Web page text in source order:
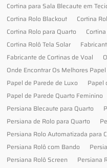
Cortina para Sala Blecaute em
Cortina Rolo Blackout
Cortina
Cortina Rolo para Quarto
Cortina Rolô Tela Solar
Fabricante de Cortinas de Voal
Onde Encontrar Os Melhores
Papel de Parede de Luxo
Papel
Papel de Parede Quarto Feminino
Persiana Blecaute para Quarto
Persiana de Rolo para Quarto
Persiana Rolo Automatizada para
Persiana Rolô com Bando
Persiana Rolô Screen
Persiana